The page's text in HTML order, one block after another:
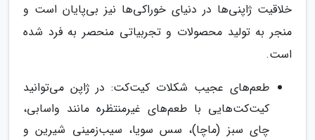
خلاقیت ژاپنی‌ها در دنیای خوراکی‌ها نیز بی‌پایان است و
منجر به تولید محصولات و تجربیاتی منحصر به فرد شده
است.
طعم‌های عجیب شکلات کیت‌کت: در ژاپن می‌توانید
کیت‌کت‌هایی با طعم‌های غیرمنتظره مانند واسابی،
چای سبز (ماچا)، سس سویا، سیب‌زمینی شیرین و